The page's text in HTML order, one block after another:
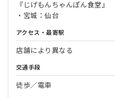
『じげもんちゃんぽん食堂』
・宮城：仙台
アクセス・最寄駅
店舗により異なる
交通手段
徒歩／電車